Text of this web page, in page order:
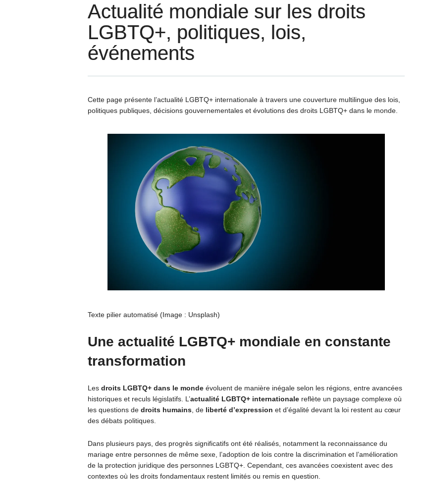
Actualité mondiale sur les droits
LGBTQ+, politiques, lois,
événements
Cette page présente l’actualité LGBTQ+ internationale à travers une couverture multilingue des lois,
politiques publiques, décisions gouvernementales et évolutions des droits LGBTQ+ dans le monde.
Texte pilier automatisé (Image : Unsplash)
Une actualité LGBTQ+ mondiale en constante
transformation
Les droits LGBTQ+ dans le mondeévoluent de manière inégale selon les régions, entre avancées
historiques et reculs législatifs. L’actualité LGBTQ+ internationalereflète un paysage complexe où
les questions de droits humains, de liberté d’expression et d’égalité devant la loi restent au cœur
des débats politiques.
Dans plusieurs pays, des progrès significatifs ont été réalisés, notamment la reconnaissance du
mariage entre personnes de même sexe, l’adoption de lois contre la discrimination et l’amélioration
de la protection juridique des personnes LGBTQ+. Cependant, ces avancées coexistent avec des
contextes où les droits fondamentaux restent limités ou remis en question.